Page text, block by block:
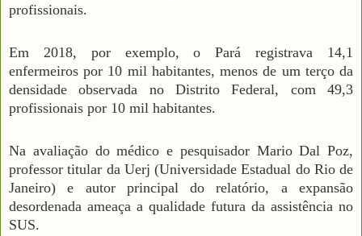
profissionais.
Em 2018, por exemplo, o Pará registrava 14,1
enfermeiros por 10 mil habitantes, menos de um terço da
densidade observada no Distrito Federal, com 49,3
profissionais por 10 mil habitantes.
Na avaliação do médico e pesquisador Mario Dal Poz,
professor titular da Uerj (Universidade Estadual do Rio de
Janeiro) e autor principal do relatório, a expansão
desordenada ameaça a qualidade futura da assistência no
SUS.